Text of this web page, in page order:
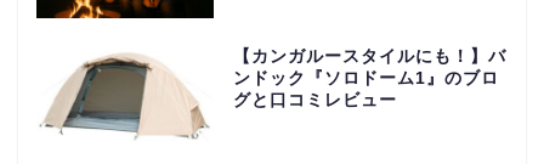
【カンガルースタイルにも！】バ
ンドック『ソロドーム1』のブロ
グと口コミレビュー